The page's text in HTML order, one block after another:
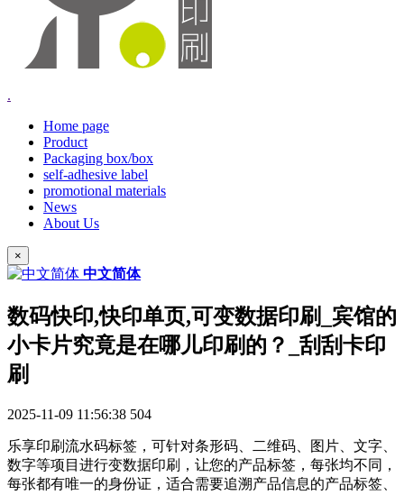
.
Home page
Product
Packaging box/box
self-adhesive label
promotional materials
News
About Us
×
中文简体
数码快印,快印单页,可变数据印刷_宾馆的
小卡片究竟是在哪儿印刷的？_刮刮卡印
刷
2025-11-09 11:56:38 504
乐享印刷流水码标签，可针对条形码、二维码、图片、文字、
数字等项目进行变数据印刷，让您的产品标签，每张均不同，
每张都有唯一的身份证，适合需要追溯产品信息的产品标签、